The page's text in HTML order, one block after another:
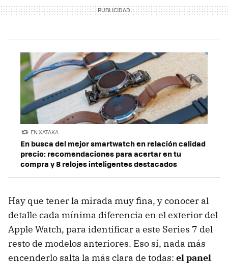
EN XATAKA
En busca del mejor smartwatch en relación calidad
precio: recomendaciones para acertar en tu
compra y 8 relojes inteligentes destacados
Hay que tener la mirada muy fina, y conocer al
detalle cada mínima diferencia en el exterior del
Apple Watch, para identificar a este Series 7 del
resto de modelos anteriores. Eso sí, nada más
encenderlo salta la más clara de todas: el panel